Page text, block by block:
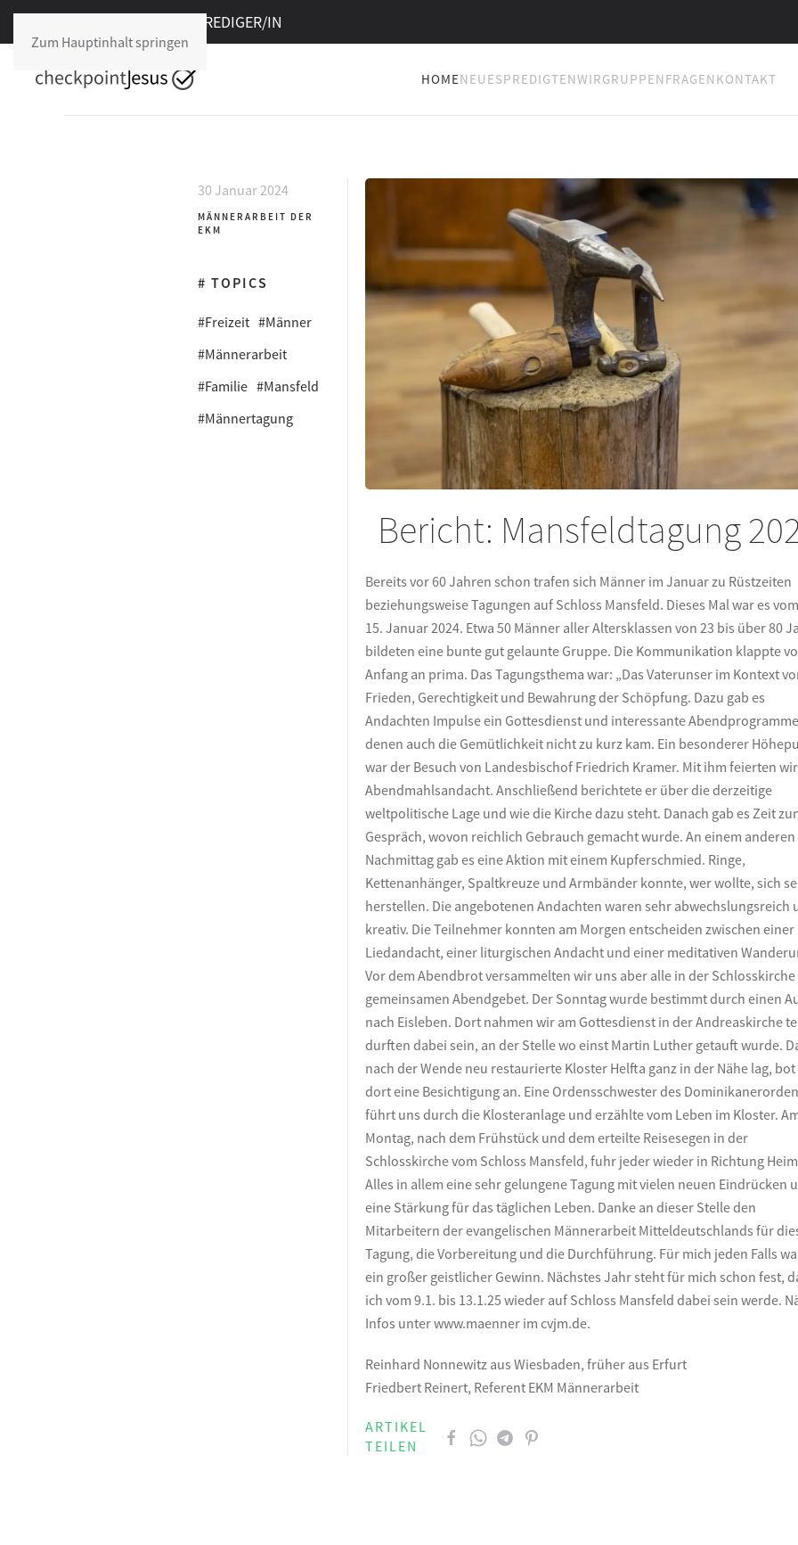
Zum Hauptinhalt springen
PREDIGER/IN
HOMENEUESPREDIGTENWIRGRUPPENFRAGENKONTAKT
30 Januar 2024
MÄNNERARBEIT DER
EKM
# TOPICS
#Freizeit #Männer
#Männerarbeit
#Familie #Mansfeld
#Männertagung
Bericht: Mansfeldtagung
Bereits vor 60 Jahren schon trafen sich Männer im Januar zu Rüstzeiten
beziehungsweise Tagungen auf Schloss Mansfeld. Dieses Mal war es
15. Januar 2024. Etwa 50 Männer aller Altersklassen von 23 bis über 80
bildeten eine bunte gut gelaunte Gruppe. Die Kommunikation klappte
Anfang an prima. Das Tagungsthema war: „Das Vaterunser im Kontext
Frieden, Gerechtigkeit und Bewahrung der Schöpfung. Dazu gab es
Andachten Impulse ein Gottesdienst und interessante
denen auch die Gemütlichkeit nicht zu kurz kam. Ein besonderer
war der Besuch von Landesbischof Friedrich Kramer. Mit ihm feierten
Abendmahlsandacht. Anschließend berichtete er über die derzeitige
weltpolitische Lage und wie die Kirche dazu steht. Danach gab es Zeit
Gespräch, wovon reichlich Gebrauch gemacht wurde. An einem anderen
Nachmittag gab es eine Aktion mit einem Kupferschmied. Ringe,
Kettenanhänger, Spaltkreuze und Armbänder konnte, wer wollte, sich
herstellen. Die angebotenen Andachten waren sehr abwechslungsreich
kreativ. Die Teilnehmer konnten am Morgen entscheiden zwischen einer
Liedandacht, einer liturgischen Andacht und einer meditativen
Vor dem Abendbrot versammelten wir uns aber alle in der Schlosskirche
gemeinsamen Abendgebet. Der Sonntag wurde bestimmt durch einen
nach Eisleben. Dort nahmen wir am Gottesdienst in der Andreaskirche
durften dabei sein, an der Stelle wo einst Martin Luther getauft wurde.
nach der Wende neu restaurierte Kloster Helfta ganz in der Nähe lag, bot
dort eine Besichtigung an. Eine Ordensschwester des
führt uns durch die Klosteranlage und erzählte vom Leben im Kloster.
Montag, nach dem Frühstück und dem erteilte Reisesegen in der
Schlosskirche vom Schloss Mansfeld, fuhr jeder wieder in Richtung
Alles in allem eine sehr gelungene Tagung mit vielen neuen Eindrücken
eine Stärkung für das täglichen Leben. Danke an dieser Stelle den
Mitarbeitern der evangelischen Männerarbeit Mitteldeutschlands für
Tagung, die Vorbereitung und die Durchführung. Für mich jeden Falls
ein großer geistlicher Gewinn. Nächstes Jahr steht für mich schon fest,
ich vom 9.1. bis 13.1.25 wieder auf Schloss Mansfeld dabei sein werde.
Infos unter www.maenner im cvjm.de.
Reinhard Nonnewitz aus Wiesbaden, früher aus Erfurt
Friedbert Reinert, Referent EKM Männerarbeit
ARTIKEL
TEILEN